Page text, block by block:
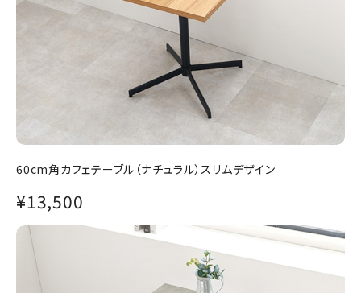
60cm角カフェテーブル（ナチュラル）スリムデザイン
¥13,500